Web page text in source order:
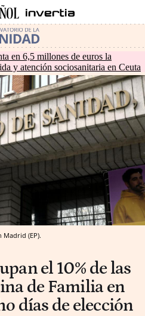
en 6,5 millones de euros la
y atención sociosanitaria en Ceuta
Madrid (EP).
el 10% de las
de Familia en
días de elección